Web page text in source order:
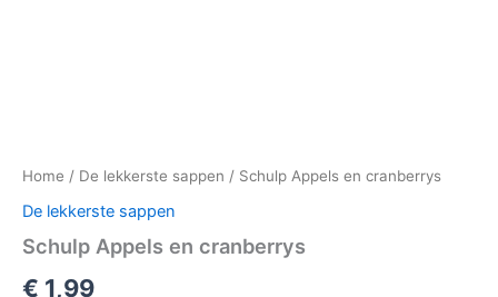
Home / De lekkerste sappen / Schulp Appels en cranberrys
De lekkerste sappen
Schulp Appels en cranberrys
€ 1,99